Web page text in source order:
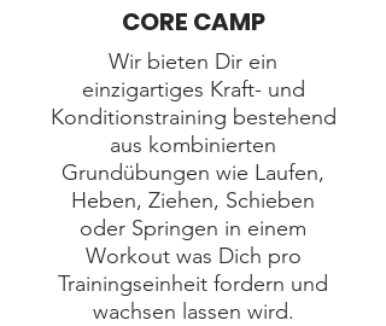
CORE CAMP
Wir bieten Dir ein
einzigartiges Kraft- und
Konditionstraining bestehend
aus kombinierten
Grundübungen wie Laufen,
Heben, Ziehen, Schieben
oder Springen in einem
Workout was Dich pro
Trainingseinheit fordern und
wachsen lassen wird.